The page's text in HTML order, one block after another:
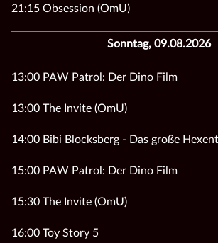
21:15 Obsession (OmU)
Sonntag, 09.08.2026
13:00 PAW Patrol: Der Dino Film
13:00 The Invite (OmU)
14:00 Bibi Blocksberg - Das große
15:00 PAW Patrol: Der Dino Film
15:30 The Invite (OmU)
16:00 Toy Story 5